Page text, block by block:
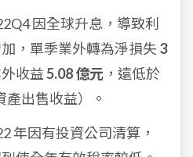
因全球升息，導致利
，單季業外轉為淨損失 3
收益5.08 億元 ，遠低於
產出售收益）。
年因有投資公司清算，